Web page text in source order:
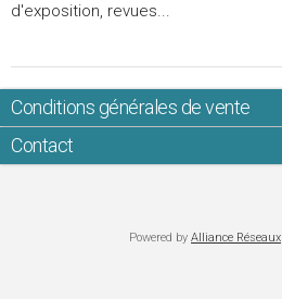
d'exposition, revues...
Conditions générales de vente
Contact
Powered by Alliance Réseaux